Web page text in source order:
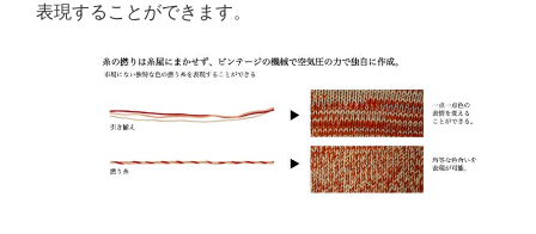
表現することができます。